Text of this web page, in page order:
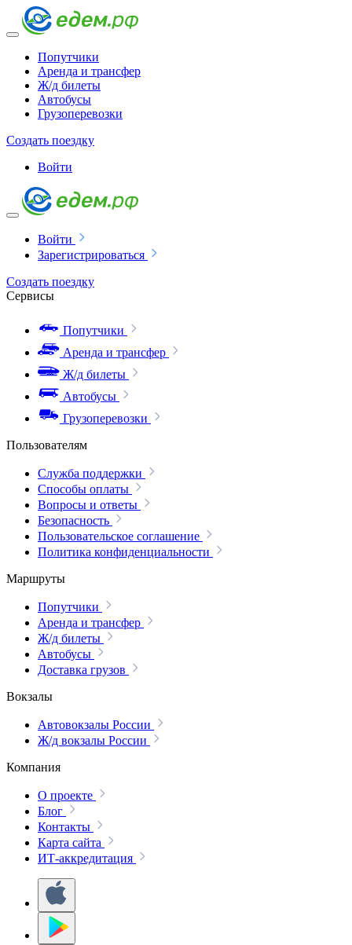
Попутчики
Аренда и трансфер
Ж/д билеты
Автобусы
Грузоперевозки
Создать поездку
Войти
Войти
Зарегистрироваться
Создать поездку
Сервисы
Попутчики
Аренда и трансфер
Ж/д билеты
Автобусы
Грузоперевозки
Пользователям
Служба поддержки
Способы оплаты
Вопросы и ответы
Безопасность
Пользовательское соглашение
Политика конфиденциальности
Маршруты
Попутчики
Аренда и трансфер
Ж/д билеты
Автобусы
Доставка грузов
Вокзалы
Автовокзалы России
Ж/д вокзалы России
Компания
О проекте
Блог
Контакты
Карта сайта
ИТ-аккредитация